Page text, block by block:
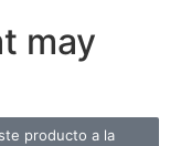
may
producto a la